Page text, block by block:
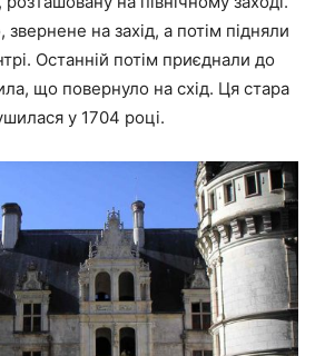
на захід, а потім підняли
Останній потім приєднали до
що повернуло на схід. Ця стара
у 1704 році.